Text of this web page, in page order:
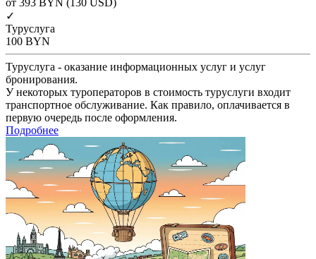
✓
Туруслуга
100 BYN
Туруслуга - оказание информационных услуг и услуг
бронирования.
У некоторых туроператоров в стоимость туруслуги входит
транспортное обслуживание. Как правило, оплачивается в
первую очередь после оформления.
Подробнее